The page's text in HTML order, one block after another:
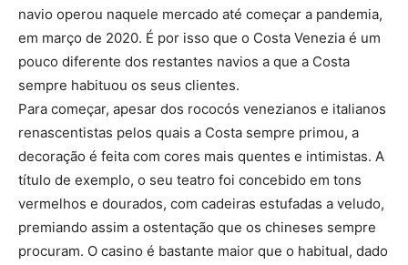
navio operou naquele mercado até começar a pandemia,
em março de 2020. É por isso que o Costa Venezia é um
pouco diferente dos restantes navios a que a Costa
sempre habituou os seus clientes.
Para começar, apesar dos rococós venezianos e italianos
renascentistas pelos quais a Costa sempre primou, a
decoração é feita com cores mais quentes e intimistas. A
título de exemplo, o seu teatro foi concebido em tons
vermelhos e dourados, com cadeiras estufadas a veludo,
premiando assim a ostentação que os chineses sempre
procuram. O casino é bastante maior que o habitual, dado